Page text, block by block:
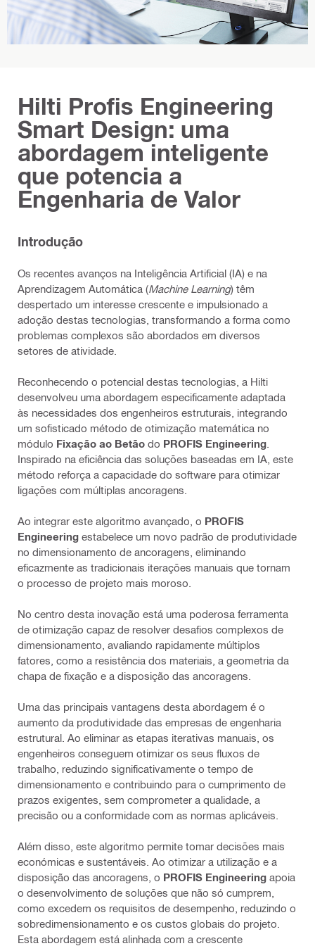
Hilti Profis Engineering
Smart Design: uma
abordagem inteligente
que potencia a
Engenharia de Valor
Introdução
Os recentes avanços na Inteligência Artificial (IA) e na
Aprendizagem Automática (Machine Learning) têm
despertado um interesse crescente e impulsionado a
adoção destas tecnologias, transformando a forma como
problemas complexos são abordados em diversos
setores de atividade.
Reconhecendo o potencial destas tecnologias, a Hilti
desenvolveu uma abordagem especificamente adaptada
às necessidades dos engenheiros estruturais, integrando
um sofisticado método de otimização matemática no
módulo Fixação ao Betão do PROFIS Engineering
Inspirado na eficiência das soluções baseadas em IA, este
método reforça a capacidade do software para otimizar
ligações com múltiplas ancoragens.
Ao integrar este algoritmo avançado, o PROFIS
Engineering estabelece um novo padrão de produtividade
no dimensionamento de ancoragens, eliminando
eficazmente as tradicionais iterações manuais que tornam
o processo de projeto mais moroso.
No centro desta inovação está uma poderosa ferramenta
de otimização capaz de resolver desafios complexos de
dimensionamento, avaliando rapidamente múltiplos
fatores, como a resistência dos materiais, a geometria da
chapa de fixação e a disposição das ancoragens.
Uma das principais vantagens desta abordagem é o
aumento da produtividade das empresas de engenharia
estrutural. Ao eliminar as etapas iterativas manuais, os
engenheiros conseguem otimizar os seus fluxos de
trabalho, reduzindo significativamente o tempo de
dimensionamento e contribuindo para o cumprimento de
prazos exigentes, sem comprometer a qualidade, a
precisão ou a conformidade com as normas aplicáveis.
Além disso, este algoritmo permite tomar decisões mais
económicas e sustentáveis. Ao otimizar a utilização e a
disposição das ancoragens, o PROFIS Engineering apoia
o desenvolvimento de soluções que não só cumprem,
como excedem os requisitos de desempenho, reduzindo o
sobredimensionamento e os custos globais do projeto.
Esta abordagem está alinhada com a crescente